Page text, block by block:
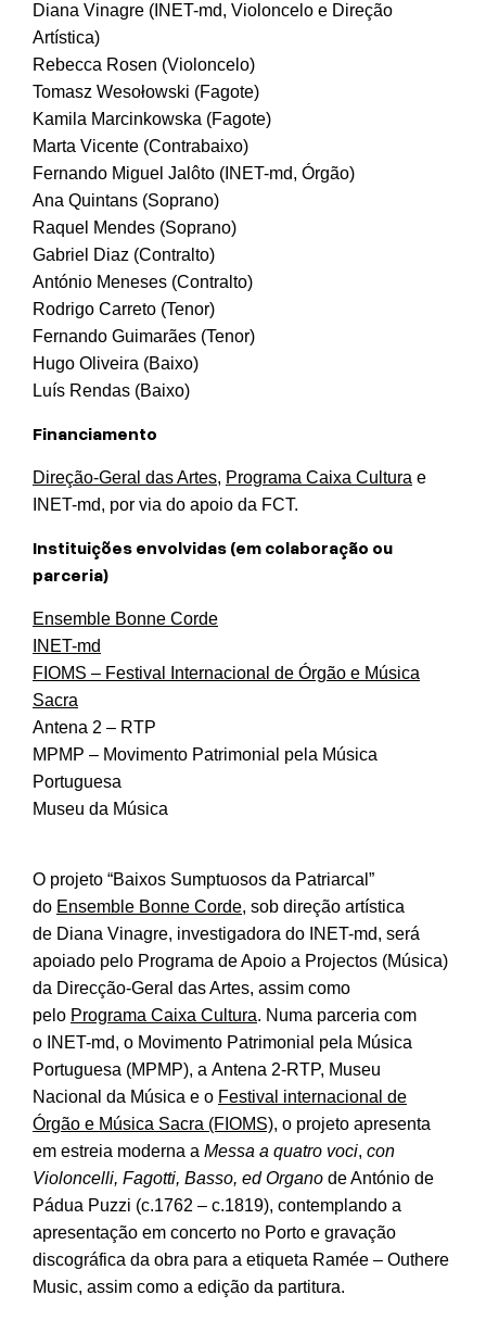
Diana Vinagre (INET-md, Violoncelo e Direção
Artística)
Rebecca Rosen (Violoncelo)
Tomasz Wesołowski (Fagote)
Kamila Marcinkowska (Fagote)
Marta Vicente (Contrabaixo)
Fernando Miguel Jalôto (INET-md, Órgão)
Ana Quintans (Soprano)
Raquel Mendes (Soprano)
Gabriel Diaz (Contralto)
António Meneses (Contralto)
Rodrigo Carreto (Tenor)
Fernando Guimarães (Tenor)
Hugo Oliveira (Baixo)
Luís Rendas (Baixo)
Financiamento
Direção-Geral das Artes, Programa Caixa Cultura e
INET-md, por via do apoio da FCT.
Instituições envolvidas (em colaboração ou
parceria)
Ensemble Bonne Corde
INET-md
FIOMS – Festival Internacional de Órgão e Música
Sacra
Antena 2 – RTP
MPMP – Movimento Patrimonial pela Música
Portuguesa
Museu da Música
O projeto “Baixos Sumptuosos da Patriarcal”
do Ensemble Bonne Corde, sob direção artística
de Diana Vinagre, investigadora do INET-md, será
apoiado pelo Programa de Apoio a Projectos (Música)
da Direcção-Geral das Artes, assim como
pelo Programa Caixa Cultura. Numa parceria com
o INET-md, o Movimento Patrimonial pela Música
Portuguesa (MPMP), a Antena 2-RTP, Museu
Nacional da Música e o Festival internacional de
Órgão e Música Sacra (FIOMS), o projeto apresenta
em estreia moderna a Messa a quatro voci, con
Violoncelli, Fagotti, Basso, ed Organo de António de
Pádua Puzzi (c.1762 – c.1819), contemplando a
apresentação em concerto no Porto e gravação
discográfica da obra para a etiqueta Ramée – Outhere
Music, assim como a edição da partitura.